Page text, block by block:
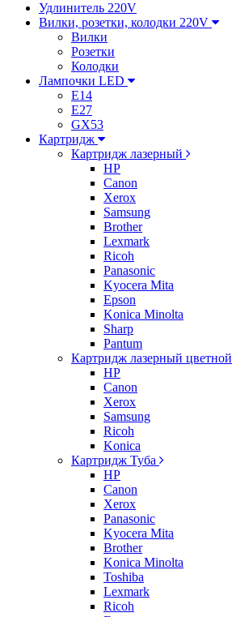
Удлинитель 220V
Вилки, розетки, колодки 220V
Вилки
Розетки
Колодки
Лампочки LED
E14
E27
GX53
Картридж
Картридж лазерный
HP
Canon
Xerox
Samsung
Brother
Lexmark
Ricoh
Panasonic
Kyocera Mita
Epson
Konica Minolta
Sharp
Pantum
Картридж лазерный цветной
HP
Canon
Xerox
Samsung
Ricoh
Konica
Картридж Туба
HP
Canon
Xerox
Panasonic
Kyocera Mita
Brother
Konica Minolta
Toshiba
Lexmark
Ricoh